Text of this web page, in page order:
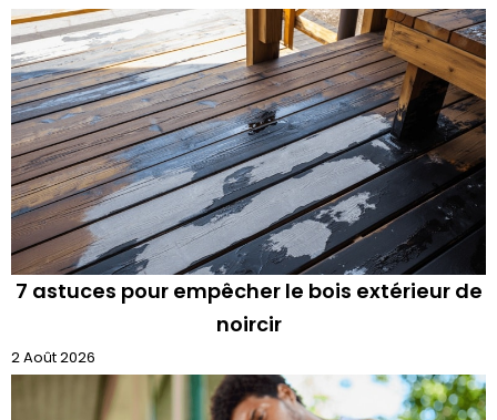
7 astuces pour empêcher le bois extérieur de
noircir
2 Août 2026